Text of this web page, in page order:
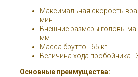
Максимальная скорость
мин
Внешние размеры головы
мм
Масса брутто - 65 кг
Величина хода пробойника -
Основные преимущества: